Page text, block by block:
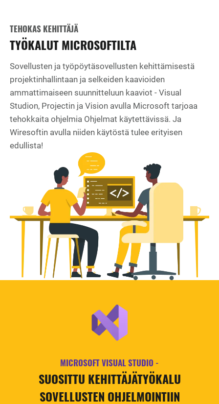
TEHOKAS KEHITTÄJÄ
TYÖKALUT MICROSOFTILTA
Sovellusten ja työpöytäsovellusten kehittämisestä
projektinhallintaan ja selkeiden kaavioiden
ammattimaiseen suunnitteluun kaaviot - Visual
Studion, Projectin ja Vision avulla Microsoft tarjoaa
tehokkaita ohjelmia Ohjelmat käytettävissä. Ja
Wiresoftin avulla niiden käytöstä tulee erityisen
edullista!
MICROSOFT VISUAL STUDIO -
SUOSITTU KEHITTÄJÄTYÖKALU
SOVELLUSTEN OHJELMOINTIIN